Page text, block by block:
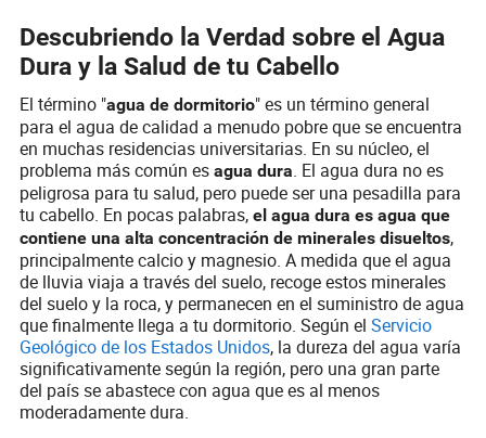
Descubriendo la Verdad sobre el Agua
Dura y la Salud de tu Cabello
El término "agua de dormitorio" es un término general
para el agua de calidad a menudo pobre que se encuentra
en muchas residencias universitarias. En su núcleo, el
problema más común esagua dura. El agua dura no es
peligrosa para tu salud, pero puede ser una pesadilla para
tu cabello. En pocas palabras,el agua dura es agua que
contiene una alta concentración de minerales disueltos,
principalmente calcio y magnesio. A medida que el agua
de lluvia viaja a través del suelo, recoge estos minerales
del suelo y la roca, y permanecen en el suministro de agua
que finalmente llega a tu dormitorio. Según elServicio
Geológico de los Estados Unidos, la dureza del agua varía
significativamente según la región, pero una gran parte
del país se abastece con agua que es al menos
moderadamente dura.